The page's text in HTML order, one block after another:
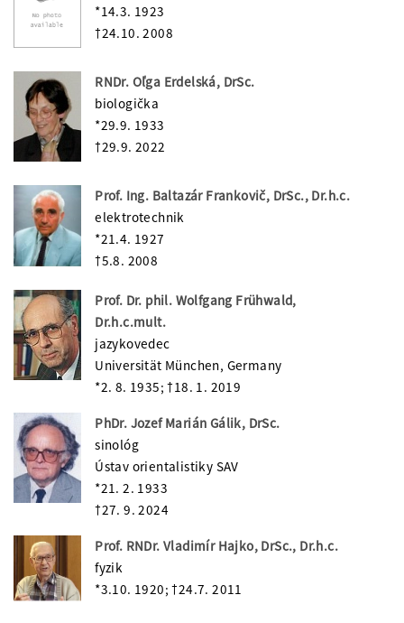
*14.3. 1923
†24.10. 2008
RNDr. Oľga Erdelská, DrSc.
biologička
*29.9. 1933
†29.9. 2022
Prof. Ing. Baltazár Frankovič, DrSc., Dr.h.c.
elektrotechnik
*21.4. 1927
†5.8. 2008
Prof. Dr. phil. Wolfgang Frühwald,
Dr.h.c.mult.
jazykovedec
Universität München, Germany
*2. 8. 1935; †18. 1. 2019
PhDr. Jozef Marián Gálik, DrSc.
sinológ
Ústav orientalistiky SAV
*21. 2. 1933
†27. 9. 2024
Prof. RNDr. Vladimír Hajko, DrSc., Dr.h.c.
fyzik
*3.10. 1920; †24.7. 2011